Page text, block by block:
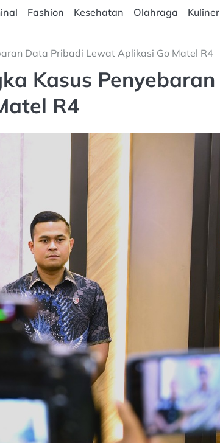
Fashion Kesehatan Olahraga Kuliner
Data Pribadi Lewat Aplikasi Go Matel R4
Kasus Penyebaran
R4